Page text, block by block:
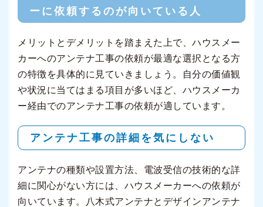
ーに依頼するのが向いている人
メリットとデメリットを踏まえた上で、ハウスメー
カーへのアンテナ工事の依頼が最適な選択となる方
の特徴を具体的に見ていきましょう。自分の価値観
や状況に当てはまる項目が多いほど、ハウスメーカ
ー経由でのアンテナ工事の依頼が適しています。
アンテナ工事の詳細を気にしない
アンテナの種類や設置方法、電波受信の技術的な詳
細に関心がない方には、ハウスメーカーへの依頼が
向いています。八木式アンテナとデザインアンテナ